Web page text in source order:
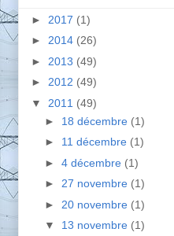
► 2017 (1)
► 2014 (26)
► 2013 (49)
► 2012 (49)
▼ 2011 (49)
► 18 décembre (1)
► 11 décembre (1)
► 4 décembre (1)
► 27 novembre (1)
► 20 novembre (1)
▼ 13 novembre (1)